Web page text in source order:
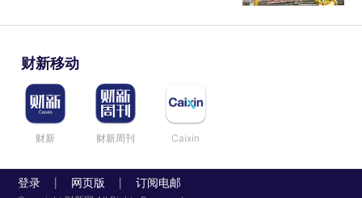
财新移动
财新 财新周刊 Caixin
登录 网页版 订阅电邮